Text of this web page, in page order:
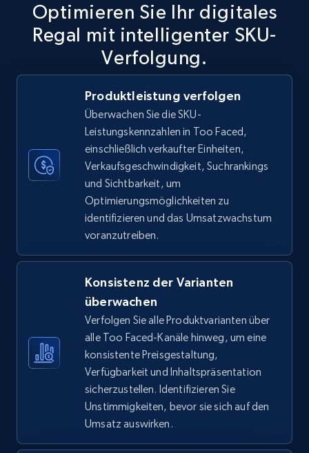
5.6K+ 877+ Jetzt anfangen
TikTok Shop
URL, Title, Available, Description, Currency, Initial
price, Final price, Discount percent, and more.
5.4K+ 668+ Jetzt anfangen
TikTok Shop - category
URL, Title, Available, Description, Currency, Initial
price, Final price, Discount percent, and more.
668+ Jetzt anfangen
TikTok Shop - Collect TikTok shop products
by keywords search
URL, Title, Available, Description, Currency, Initial
Optimieren Sie Ihr digitales
Regal mit intelligenter SKU-
Verfolgung.
Produktleistung verfolgen
Überwachen Sie die SKU-
Leistungskennzahlen in Too Faced,
einschließlich verkaufter Einheiten,
Verkaufsgeschwindigkeit, Suchrankings
und Sichtbarkeit, um
Optimierungsmöglichkeiten zu
identifizieren und das Umsatzwachstum
voranzutreiben.
Konsistenz der Varianten
überwachen
Verfolgen Sie alle Produktvarianten über
alle Too Faced-Kanäle hinweg, um eine
konsistente Preisgestaltung,
Verfügbarkeit und Inhaltspräsentation
sicherzustellen. Identifizieren Sie
Unstimmigkeiten, bevor sie sich auf den
Umsatz auswirken.